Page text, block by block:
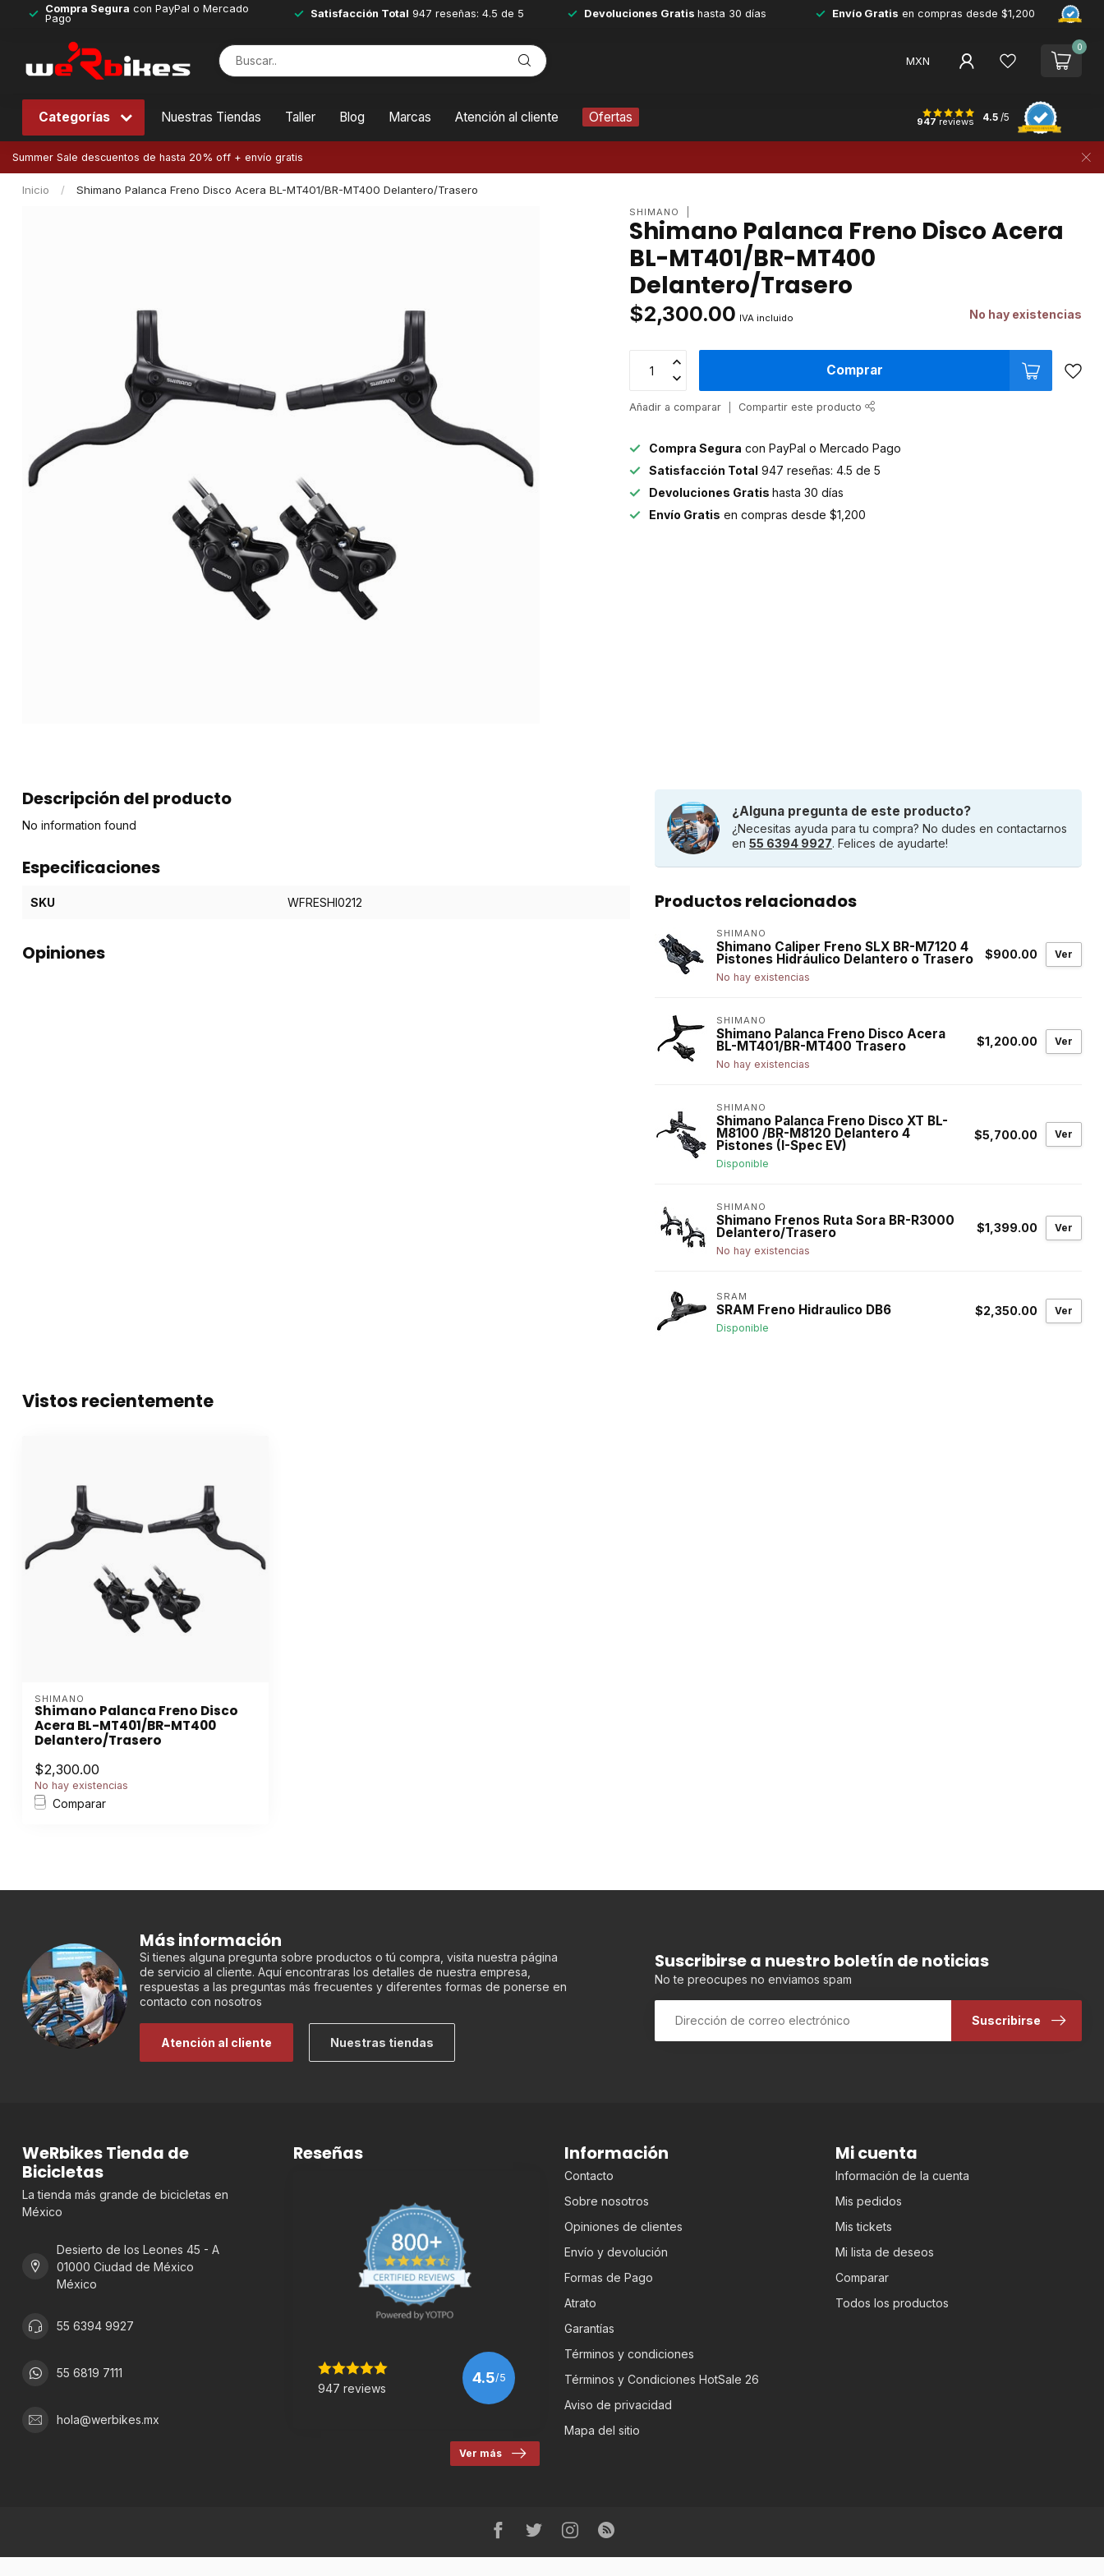
Compra Segura con PayPal o Mercado
Pago
Satisfacción Total 947 reseñas: 4.5 de 5 Devoluciones Gratis hasta 30 días Envío Gratis en compras desde $1,200
MXN
0
Categorías Nuestras Tiendas Taller Blog Marcas Atención al cliente Ofertas 947 reviews 4.5 /5
Summer Sale descuentos de hasta 20% off + envío gratis
Inicio / Shimano Palanca Freno Disco Acera BL-MT401/BR-MT400 Delantero/Trasero
SHIMANO
Shimano Palanca Freno Disco Acera
BL-MT401/BR-MT400
Delantero/Trasero
$2,300.00 IVA incluido No hay existencias
Comprar
Añadir a comparar Compartir este producto
Compra Segura con PayPal o Mercado Pago
Satisfacción Total 947 reseñas: 4.5 de 5
Devoluciones Gratishasta 30 días
Envío Gratis en compras desde $1,200
Descripción del producto
No information found
Especificaciones
SKU WFRESHI0212
Opiniones
¿Alguna pregunta de este producto?
¿Necesitas ayuda para tu compra? No dudes en contactarnos
en 55 6394 9927. Felices de ayudarte!
Productos relacionados
SHIMANO
Shimano Caliper Freno SLX BR-M7120 4
Pistones Hidráulico Delantero o Trasero
No hay existencias
$900.00 Ver
SHIMANO
Shimano Palanca Freno Disco Acera
BL-MT401/BR-MT400 Trasero
No hay existencias
$1,200.00 Ver
SHIMANO
Shimano Palanca Freno Disco XT BL-
M8100 /BR-M8120 Delantero 4
Pistones (I-Spec EV)
Disponible
$5,700.00 Ver
SHIMANO
Shimano Frenos Ruta Sora BR-R3000
Delantero/Trasero
No hay existencias
$1,399.00 Ver
SRAM
SRAM Freno Hidraulico DB6
Disponible
$2,350.00 Ver
Vistos recientemente
SHIMANO
Shimano Palanca Freno Disco
Acera BL-MT401/BR-MT400
Delantero/Trasero
$2,300.00
No hay existencias
Comparar
Más información
Si tienes alguna pregunta sobre productos o tú compra, visita nuestra página
de servicio al cliente. Aquí encontraras los detalles de nuestra empresa,
respuestas a las preguntas más frecuentes y diferentes formas de ponerse en
contacto con nosotros
Atención al cliente Nuestras tiendas
Suscribirse a nuestro boletín de noticias
No te preocupes no enviamos spam
Suscribirse
WeRbikes Tienda de
Bicicletas
La tienda más grande de bicicletas en
México
Desierto de los Leones 45 - A
01000 Ciudad de México
México
55 6394 9927
55 6819 7111
hola@werbikes.mx
Reseñas
947 reviews
4.5/5
Ver más
Información
Contacto
Sobre nosotros
Opiniones de clientes
Envío y devolución
Formas de Pago
Atrato
Garantías
Términos y condiciones
Términos y Condiciones HotSale 26
Aviso de privacidad
Mapa del sitio
Mi cuenta
Información de la cuenta
Mis pedidos
Mis tickets
Mi lista de deseos
Comparar
Todos los productos